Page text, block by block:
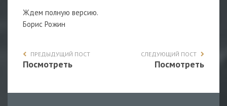
Ждем полную версию.
Борис Рожин
ПРЕДЫДУЩИЙ ПОСТ
Посмотреть
СЛЕДУЮЩИЙ ПОСТ
Посмотреть